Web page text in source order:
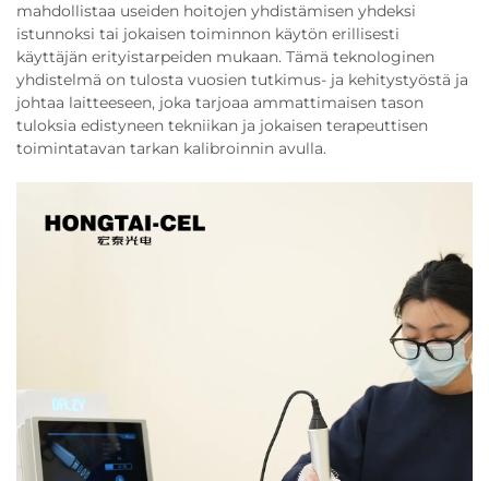
mahdollistaa useiden hoitojen yhdistämisen yhdeksi
istunnoksi tai jokaisen toiminnon käytön erillisesti
käyttäjän erityistarpeiden mukaan. Tämä teknologinen
yhdistelmä on tulosta vuosien tutkimus- ja kehitystyöstä ja
johtaa laitteeseen, joka tarjoaa ammattimaisen tason
tuloksia edistyneen tekniikan ja jokaisen terapeuttisen
toimintatavan tarkan kalibroinnin avulla.